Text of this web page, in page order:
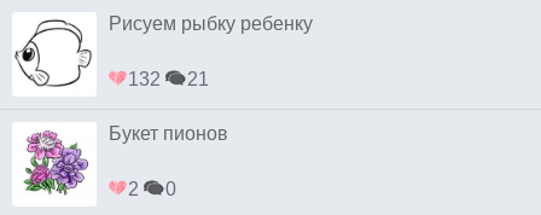
Рисуем рыбку ребенку
132 21
Букет пионов
2 0